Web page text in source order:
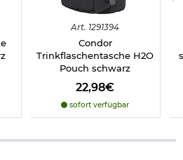
Art. 1291394
Condor
Trinkflaschentasche H2O
Pouch schwarz
22,98€
sofort verfügbar